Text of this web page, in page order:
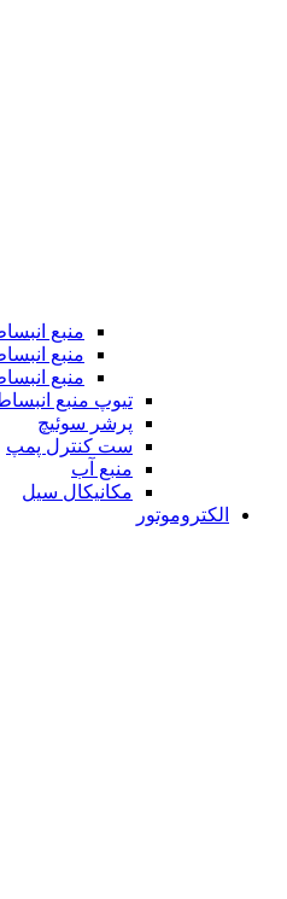
منبع
منبع
منبع
تیوپ منبع
پرشر سوئیچ
ست کنترل پمپ
منبع آب
مکانیکال سیل
الکتروموتور